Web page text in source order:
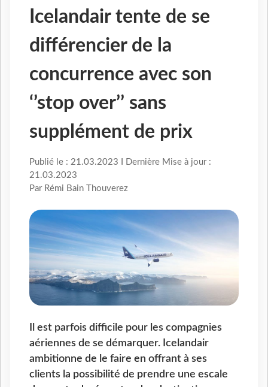
Icelandair tente de se
différencier de la
concurrence avec son
‘’stop over’’ sans
supplément de prix
Publié le : 21.03.2023 I Dernière Mise à jour :
21.03.2023
Par Rémi Bain Thouverez
Il est parfois difficile pour les compagnies
aériennes de se démarquer. Icelandair
ambitionne de le faire en offrant à ses
clients la possibilité de prendre une escale